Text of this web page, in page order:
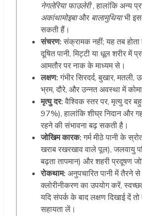
नेगलेरिया फाउलेरी, हालांकि अन्य
अकांथामोइबाऔर बालामुथियाभी
सकती हैं।
संचरण:संक्रामक नहीं; यह तब
दूषित पानी, मिट्टी या धूल शरीर में
आमतौर पर नाक के माध्यम से।
लक्षण:गंभीर सिरदर्द, बुखार, मतली,
भ्रम, दौरे, और उन्नत अवस्था में
मृत्यु दर:वैश्विक स्तर पर, मृत्यु दर
97%), हालांकि शीघ्र निदान और
रहने की संभावना बढ़ सकती है।
जोखिम कारक:गर्म मीठे पानी के
खराब रखरखाव वाले पूल), जलवायु
बढ़ता तापमान) और शहरी प्रदूषण
रोकथाम: अनुपचारित पानी में तैरने
क्लोरीनीकरण का उपयोग करें,
यदि संपर्क के बाद लक्षण दिखाई दें
सहायता लें।